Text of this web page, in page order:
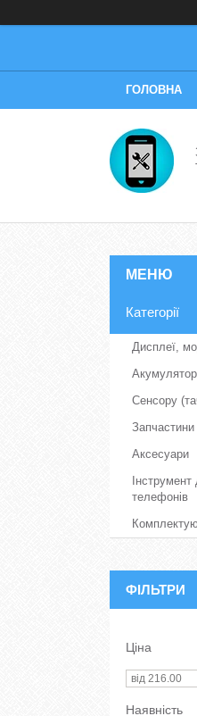
ГОЛОВНА
Категорії
Дисплеї,
Сенсору
Аксесуари
телефонів
ФІЛЬТРИ
Ціна
Наявність